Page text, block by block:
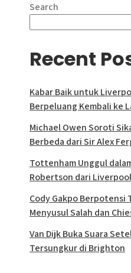
Search
Recent
Kabar Baik untuk
Berpeluang Kembali ke
Michael Owen Soroti
Berbeda dari Sir Alex
Tottenham Unggul
Robertson dari Liverpool
Cody Gakpo
Menyusul Salah dan
Van Dijk Buka Suara
Tersungkur di Brighton